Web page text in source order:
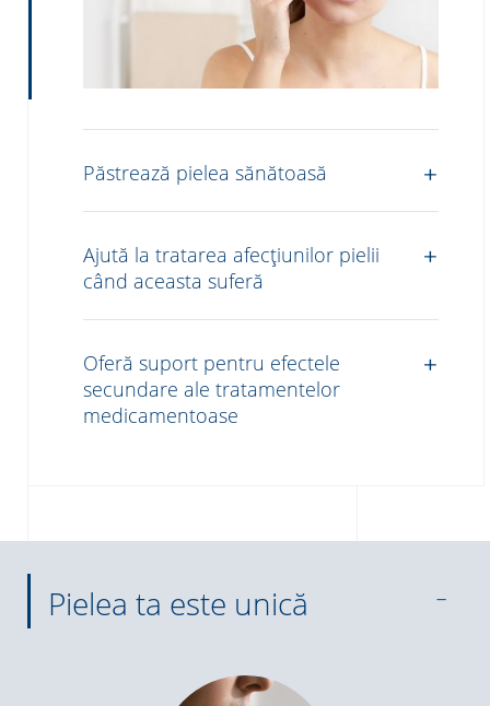
Păstrează pielea sănătoasă
Ajută la tratarea afecțiunilor pielii
când aceasta suferă
Oferă suport pentru efectele
secundare ale tratamentelor
medicamentoase
Pielea ta este unică